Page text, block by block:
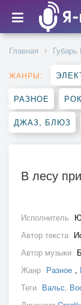
Главная
ЖАНРЫ:
РАЗНОЕ РОК
ДЖАЗ, БЛЮЗ
В лесу
Исполнитель
Автор текста
Автор музыки
Жанр Разное ,
Теги Вальс.